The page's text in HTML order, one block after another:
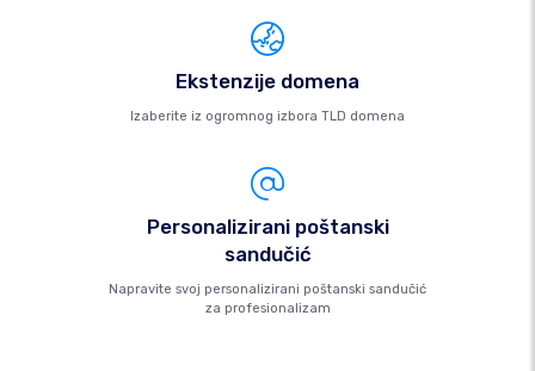
Ekstenzije domena
Izaberite iz ogromnog izbora TLD domena
Personalizirani poštanski
sandučić
Napravite svoj personalizirani poštanski sandučić
za profesionalizam